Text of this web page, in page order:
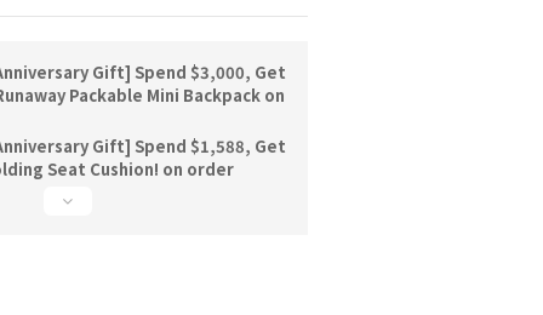
Gift] Spend $3,000, Get
Packable Mini Backpack on
Gift] Spend $1,588, Get
Seat Cushion! on order